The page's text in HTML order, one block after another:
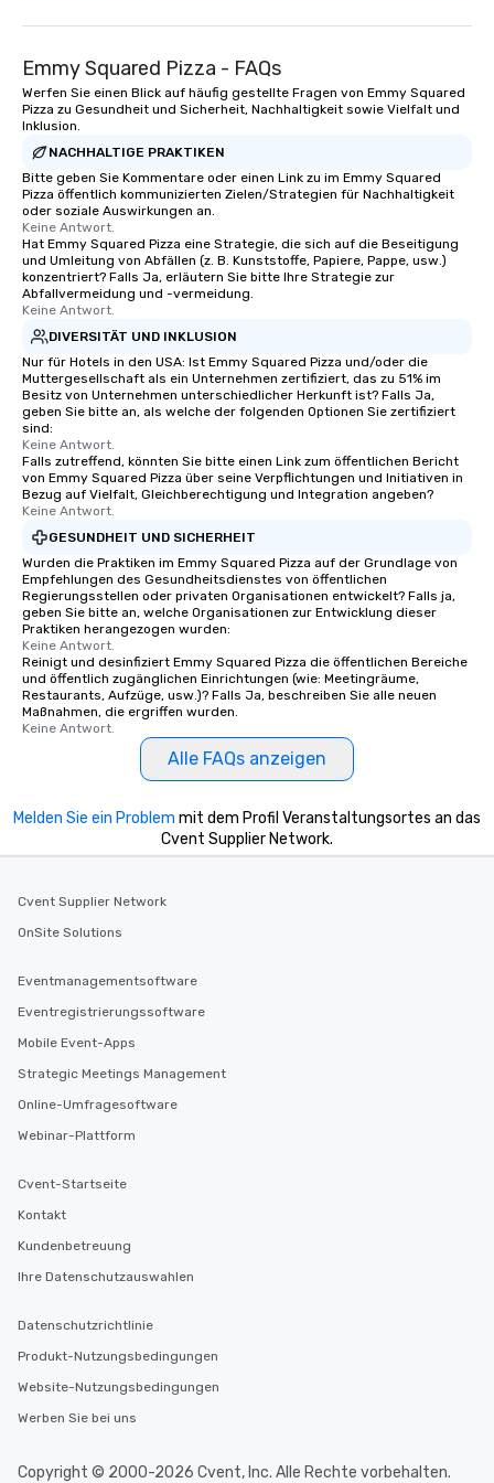
we are committed to sustainability,
ethical business practices, and
responsible tourism. With experience
Miami, Los Angeles, San Francisco,
Las Vegas, Chicago, Nashville, and
New Orleans, we combine creativity,
local expertise, and trusted on-the-
ground support to bring each event to
life.
Emmy Squared Pizza - FAQs
Werfen Sie einen Blick auf häufig gestellte Fragen von Emmy Squared
Pizza zu Gesundheit und Sicherheit, Nachhaltigkeit sowie Vielfalt und
Inklusion.
NACHHALTIGE PRAKTIKEN
Bitte geben Sie Kommentare oder einen Link zu im Emmy Squared
Pizza öffentlich kommunizierten Zielen/Strategien für Nachhaltigkeit
oder soziale Auswirkungen an.
Keine Antwort.
Hat Emmy Squared Pizza eine Strategie, die sich auf die Beseitigung
und Umleitung von Abfällen (z. B. Kunststoffe, Papiere, Pappe, usw.)
konzentriert? Falls Ja, erläutern Sie bitte Ihre Strategie zur
Abfallvermeidung und -vermeidung.
Keine Antwort.
DIVERSITÄT UND INKLUSION
Nur für Hotels in den USA: Ist Emmy Squared Pizza und/oder die
Muttergesellschaft als ein Unternehmen zertifiziert, das zu 51% im
Besitz von Unternehmen unterschiedlicher Herkunft ist? Falls Ja,
geben Sie bitte an, als welche der folgenden Optionen Sie zertifiziert
sind:
Keine Antwort.
Falls zutreffend, könnten Sie bitte einen Link zum öffentlichen Bericht
von Emmy Squared Pizza über seine Verpflichtungen und Initiativen in
Bezug auf Vielfalt, Gleichberechtigung und Integration angeben?
Keine Antwort.
GESUNDHEIT UND SICHERHEIT
Wurden die Praktiken im Emmy Squared Pizza auf der Grundlage von
Empfehlungen des Gesundheitsdienstes von öffentlichen
Regierungsstellen oder privaten Organisationen entwickelt? Falls ja,
geben Sie bitte an, welche Organisationen zur Entwicklung dieser
Praktiken herangezogen wurden:
Keine Antwort.
Reinigt und desinfiziert Emmy Squared Pizza die öffentlichen Bereiche
und öffentlich zugänglichen Einrichtungen (wie: Meetingräume,
Restaurants, Aufzüge, usw.)? Falls Ja, beschreiben Sie alle neuen
Maßnahmen, die ergriffen wurden.
Keine Antwort.
Alle FAQs anzeigen
Melden Sie ein Problem mit dem Profil Veranstaltungsortes an das
Cvent Supplier Network.
Cvent Supplier Network
OnSite Solutions
Eventmanagementsoftware
Eventregistrierungssoftware
Mobile Event-Apps
Strategic Meetings Management
Online-Umfragesoftware
Webinar-Plattform
Cvent-Startseite
Kontakt
Kundenbetreuung
Ihre Datenschutzauswahlen
Datenschutzrichtlinie
Produkt-Nutzungsbedingungen
Website-Nutzungsbedingungen
Werben Sie bei uns
Copyright © 2000-2026 Cvent, Inc. Alle Rechte vorbehalten.